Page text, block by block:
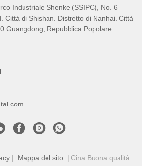
Industriale Shenke (SSIPC), No. 6
Città di Shishan, Distretto di Nanhai, Città
Guangdong, Repubblica Popolare
| Mappa del sito | Cina Buona qualità